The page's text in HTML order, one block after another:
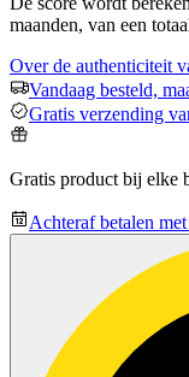
maanden, van een
Over de authenticiteit
Vandaag besteld,
Gratis verzending
Gratis product bij elke
Achteraf betalen